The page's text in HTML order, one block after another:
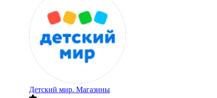
Детский мир. Магазины